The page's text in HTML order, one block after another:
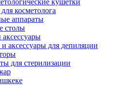
кушетки
косметолога
аппараты
столы
аксессуары
аксессуары для депиляции
для стерилизации